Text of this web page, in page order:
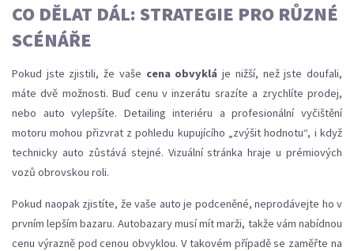
CO DĚLAT DÁL: STRATEGIE PRO RŮZNÉ
SCÉNÁŘE
Pokud jste zjistili, že vaše cena obvyklá je nižší, než jste doufali,
máte dvě možnosti. Buď cenu v inzerátu srazíte a zrychlíte prodej,
nebo auto vylepšíte. Detailing interiéru a profesionální vyčištění
motoru mohou přizvrat z pohledu kupujícího „zvýšit hodnotu“, i když
technicky auto zůstává stejné. Vizuální stránka hraje u prémiových
vozů obrovskou roli.
Pokud naopak zjistíte, že vaše auto je podceněné, neprodávejte ho v
prvním lepším bazaru. Autobazary musí mít marži, takže vám nabídnou
cenu výrazně pod cenou obvyklou. V takovém případě se zaměřte na